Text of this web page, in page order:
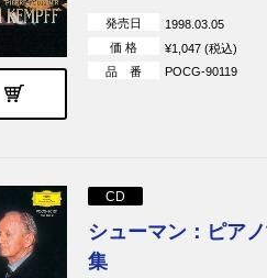
発売日
1998.03.05
価 格
¥1,047 (税込)
品 番
POCG-90119
CD
シューマン：ピア
集